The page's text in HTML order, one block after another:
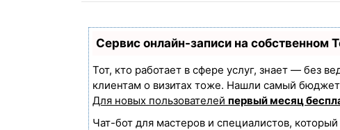
Сервис онлайн-записи на собственном
Тот, кто работает в сфере услуг, знает — без
клиентам о визитах тоже. Нашли самый
Для новых пользователей первый месяц
Чат-бот для мастеров и специалистов,